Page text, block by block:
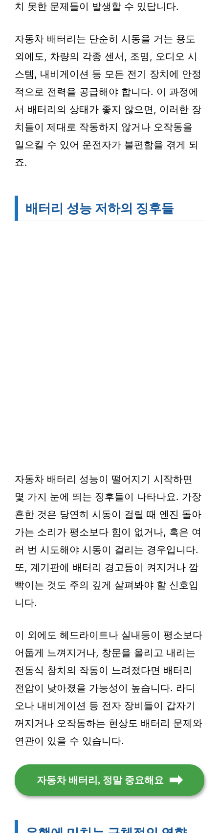
치 못한 문제들이 발생할 수 있답니다.
자동차 배터리는 단순히 시동을 거는 용도
외에도, 차량의 각종 센서, 조명, 오디오 시
스템, 내비게이션 등 모든 전기 장치에 안정
적으로 전력을 공급해야 합니다. 이 과정에
서 배터리의 상태가 좋지 않으면, 이러한 장
치들이 제대로 작동하지 않거나 오작동을
일으킬 수 있어 운전자가 불편함을 겪게 되
죠.
배터리 성능 저하의 징후들
자동차 배터리 성능이 떨어지기 시작하면
몇 가지 눈에 띄는 징후들이 나타나요. 가장
흔한 것은 당연히 시동이 걸릴 때 엔진 돌아
가는 소리가 평소보다 힘이 없거나, 혹은 여
러 번 시도해야 시동이 걸리는 경우입니다.
또, 계기판에 배터리 경고등이 켜지거나 깜
빡이는 것도 주의 깊게 살펴봐야 할 신호입
니다.
이 외에도 헤드라이트나 실내등이 평소보다
어둡게 느껴지거나, 창문을 올리고 내리는
전동식 창치의 작동이 느려졌다면 배터리
전압이 낮아졌을 가능성이 높습니다. 라디
오나 내비게이션 등 전자 장비들이 갑자기
꺼지거나 오작동하는 현상도 배터리 문제와
연관이 있을 수 있습니다.
자동차 배터리, 정말 중요해요